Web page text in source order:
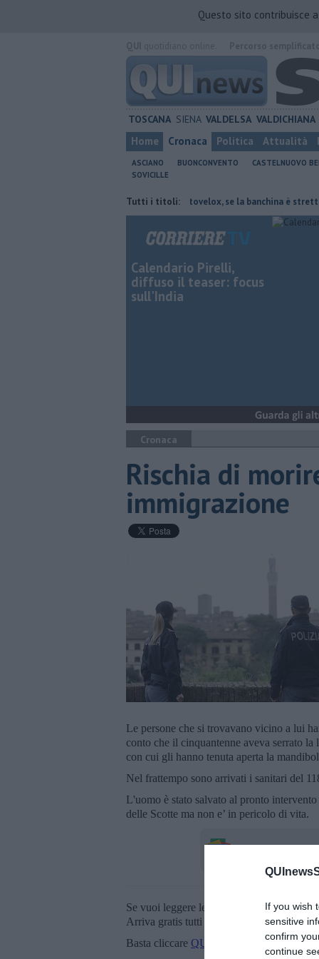
If you wish
sensitive
confirm
continue
Questo sito contribuisce
TOSCANA SIENA VALDELSA VALDICHIANA
Home Cronaca Politica Attualità
ASCIANO BUONCONVENTO CASTELNUOVO
SOVICILLE
Tutti i titoli:
Autovelox, se la banchina è stretta la
Calendario Pirelli,
diffuso il teaser: focus
sull'India
Cronaca
Rischia di
immigrazione
Le persone che si trovavano vicino a lui
conto che il cinquantenne aveva serrato
con cui gli hanno tenuta aperta la
Nel frattempo sono arrivati i sanitari del
L'uomo è stato salvato al pronto
delle Scotte ma non e’ in pericolo di vita.
Se vuoi leggere le notizie principali della
Arriva gratis tutti i giorni alle 20:00
Basta cliccare QUI